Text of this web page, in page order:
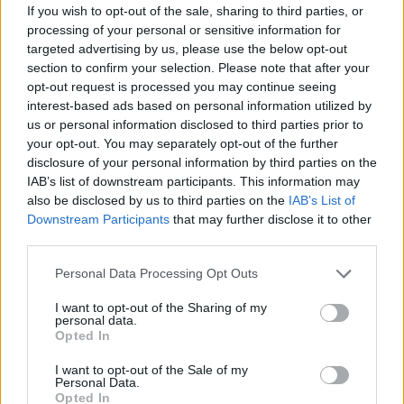
If you wish to opt-out of the sale, sharing to third parties, or
processing of your personal or sensitive information for
targeted advertising by us, please use the below opt-out
section to confirm your selection. Please note that after your
opt-out request is processed you may continue seeing
interest-based ads based on personal information utilized by
us or personal information disclosed to third parties prior to
your opt-out. You may separately opt-out of the further
disclosure of your personal information by third parties on the
IAB’s list of downstream participants. This information may
also be disclosed by us to third parties on the IAB’s List of
Downstream Participants that may further disclose it to other
Please note that this website/app uses one or more Google
not limited to your visit or usage behaviour. You may click to
grant or deny consent to Google and its third-party tags to
use your data for below specified purposes in below Google
consent section.
Personal Data Processing Opt Outs
I want to opt-out of the Sharing of my
personal data.
Opted In
I want to opt-out of the Sale of my
Personal Data.
Opted In
arca pár milliméterre van egymástól, de hamar
megszokható.
Az összes közlekedési eszközre, a hajót is beleértve,